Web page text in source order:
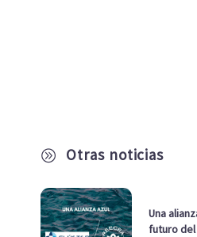
A Otras noticias
Una
futuro